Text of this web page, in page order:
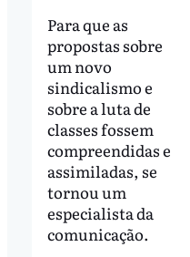
Para que as
propostas sobre
um novo
sindicalismo e
sobre a luta de
classes fossem
compreendidas e
assimiladas, se
tornou um
especialista da
comunicação.